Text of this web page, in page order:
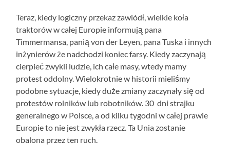
Teraz, kiedy logiczny przekaz zawiódł, wielkie koła
traktorów w całej Europie informują pana
Timmermansa, panią von der Leyen, pana Tuska i innych
inżynierów że nadchodzi koniec farsy. Kiedy zaczynają
cierpieć zwykli ludzie, ich całe masy, wtedy mamy
protest oddolny. Wielokrotnie w historii mieliśmy
podobne sytuacje, kiedy duże zmiany zaczynały się od
protestów rolników lub robotników. 30 dni strajku
generalnego w Polsce, a od kilku tygodni w całej prawie
Europie to nie jest zwykła rzecz. Ta Unia zostanie
obalona przez ten ruch.